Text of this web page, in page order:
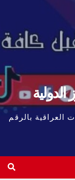
الدولية
العراقية بالرقم